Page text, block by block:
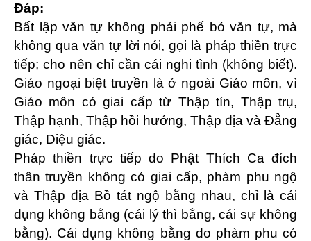
Đáp:
Bất lập văn tự không phải phế bỏ văn tự, mà
không qua văn tự lời nói, gọi là pháp thiền trực
tiếp; cho nên chỉ cần cái nghi tình (không biết).
Giáo ngoại biệt truyền là ở ngoài Giáo môn, vì
Giáo môn có giai cấp từ Thập tín, Thập trụ,
Thập hạnh, Thập hồi hướng, Thập địa và Đẳng
giác, Diệu giác.
Pháp thiền trực tiếp do Phật Thích Ca đích
thân truyền không có giai cấp, phàm phu ngộ
và Thập địa Bồ tát ngộ bằng nhau, chỉ là cái
dụng không bằng (cái lý thì bằng, cái sự không
bằng). Cái dụng không bằng do phàm phu có